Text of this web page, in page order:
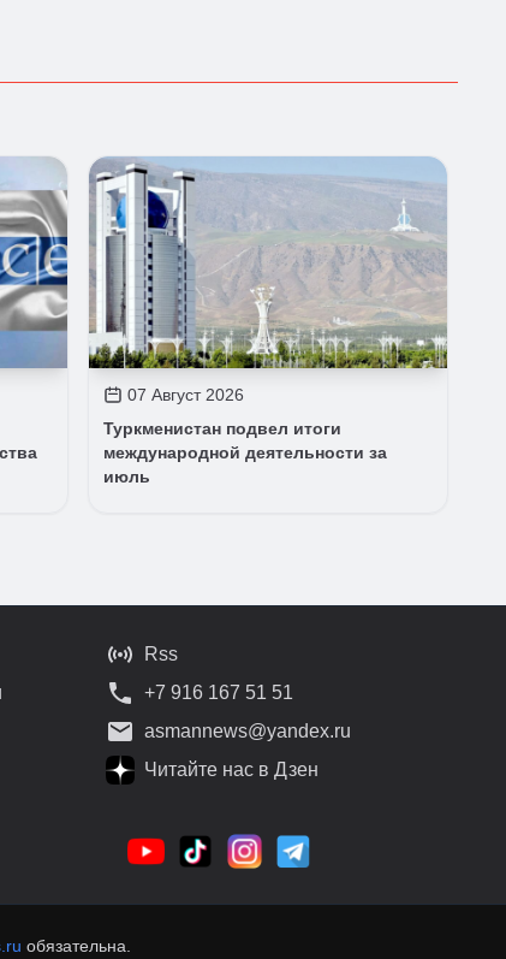
07 Август 2026
Туркменистан подвел итоги
международной деятельности за
июль
Rss
+7 916 167 51 51
asmannews@yandex.ru
Читайте нас в Дзен
обязательна.